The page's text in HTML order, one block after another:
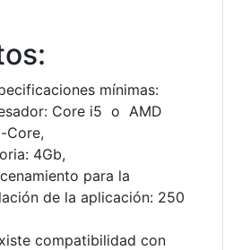
mínimas:
Core i5 o AMD
Core,
4Gb,
para la
de la aplicación: 250
compatibilidad con